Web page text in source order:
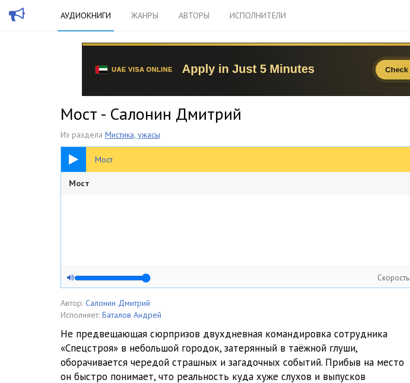
АУДИОКНИГИ ЖАНРЫ АВТОРЫ ИСПОЛНИТЕЛИ
Мост - Салонин Дмитрий
Из раздела Мистика, ужасы
Мост
2:48:57
Мост
Скорость
Автор: Салонин Дмитрий
Исполняет: Баталов Андрей
Не предвещающая сюрпризов двухдневная командировка сотрудника
«Спецстроя» в небольшой городок, затерянный в таёжной глуши,
оборачивается чередой страшных и загадочных событий. Прибыв на место
он быстро понимает, что реальность куда хуже слухов и выпусков